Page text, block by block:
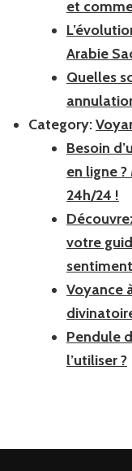
et
Arabie
Quelles
Category:
Besoin
en ligne
24h/24 !
votre
Voyance
Pendule
l’utiliser ?